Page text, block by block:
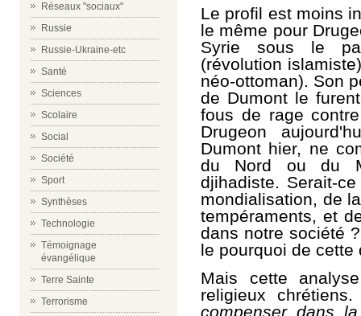
Réseaux "sociaux"
Russie
Russie-Ukraine-etc
Santé
Sciences
Scolaire
Social
Société
Sport
Synthèses
Technologie
Témoignage
évangélique
Terre Sainte
Terrorisme
Le profil est moins
le même pour
Syrie sous le
(révolution
néo-ottoman). Son
de Dumont le
fous de rage
Drugeon
Dumont hier, ne
du Nord ou du
djihadiste. Serait-
mondialisation, de
tempéraments, et
dans notre société
le pourquoi de cette
Mais cette
religieux
compenser dans